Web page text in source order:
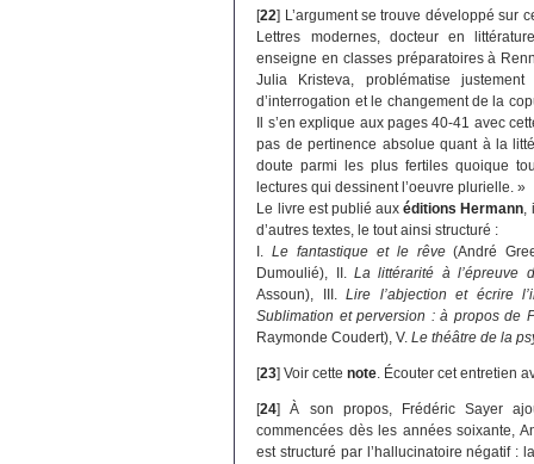
[22] L’argument se trouve développé sur
Lettres modernes, docteur en
enseigne en classes préparatoires à
Julia Kristeva, problématise
d’interrogation et le changement de la
Il s’en explique aux pages 40-41 avec
pas de pertinence absolue quant à la
doute parmi les plus fertiles quoique
lectures qui dessinent l’oeuvre plurielle. »
Le livre est publié auxéditions Hermann,
d’autres textes, le tout ainsi structuré :
I.Le fantastique et le rêve(André
Dumoulié), II.La littérarité à l’épreuve
Assoun), III.Lire l’abjection et écrire
Sublimation et perversion : à propos de
Raymonde Coudert), V.Le théâtre de la
[23]Voir cettenote. Écouter cet entretien
[24]À son propos, Frédéric Sayer
commencées dès les années soixante,
est structuré par l’hallucinatoire négatif :